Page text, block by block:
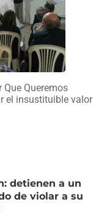
Que Queremos
el insustituible valor
detienen a un
de violar a su